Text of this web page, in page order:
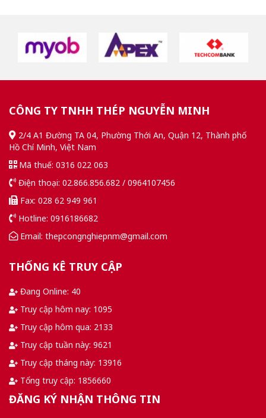
CÔNG TY TNHH THÉP NGUYỄN MINH
2/4 A1 Đường TA 04, Phường Thới An, Quận 12, Thành phố
Hồ Chí Minh, Việt Nam
Mã thuế: 0316 022 063
Điện thoại: 02.866.856.682 / 0964107456
Fax: 028 62 949 961
Hotline: 0916186682
Email: thepcongnghiepnm@gmail.com
THỐNG KÊ TRUY CẬP
Đang Online: 40
Truy cập hôm nay: 1095
Truy cập hôm qua: 2133
Truy cập tuần này: 9621
Truy cập tháng này: 13916
Tổng truy cập: 1856660
ĐĂNG KÝ NHẬN THÔNG TIN